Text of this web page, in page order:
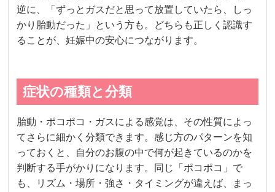
逆に、「ずっとガスだと思って放置していたら、しっ
かり胎動だった」という方も。どちらも正しく認識す
ることが、妊娠中の安心につながります。
症状の種類と分類
胎動・ポコポコ・ガスによる感覚は、その性質によっ
てさらに細かく分類できます。感じ方のパターンを知
っておくと、自分のお腹の中で何が起きているのかを
判断する手がかりになります。同じ「ポコポコ」で
も、リズム・場所・強さ・タイミングが違えば、まっ